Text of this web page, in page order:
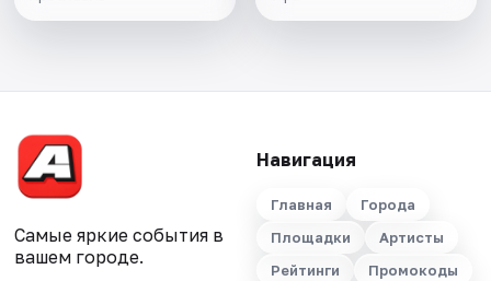
Самые яркие события в
вашем городе.
Навигация
Главная
Города
Площадки
Артисты
Рейтинги
Промокоды